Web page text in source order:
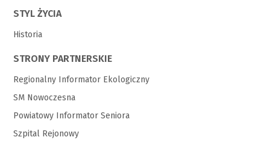
STYL ŻYCIA
Historia
STRONY PARTNERSKIE
Regionalny Informator Ekologiczny
SM Nowoczesna
Powiatowy Informator Seniora
Szpital Rejonowy